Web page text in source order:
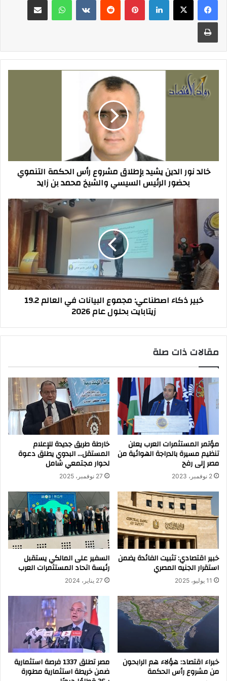
طباعة
الدين
التنموي
بحضور
محمد
بن
زايد
خالد نور الدين يشيد بإطلاق مشروع رأس الحكمة التنموي
بحضور الرئيس السيسي والشيخ محمد بن زايد
ذكاء
اصطناعي:
مجموع
البيانات
في
العالم
19.2
زيتابايت
بحلول
خبير ذكاء اصطناعي: مجموع البيانات في العالم 19.2
زيتابايت بحلول عام 2026
مقالات ذات صلة
مؤتمر المستثمرات العرب يعلن
تنظيم مسيرة بالدراجة الهوائية من
مصر إلى رفح
2 نوفمبر، 2023
خارطة طريق جديدة للإعلام
المستقل… البدوي يطلق دعوة
لحوار مجتمعي شامل
27 نوفمبر، 2025
خبير اقتصادي: تثبيت الفائدة يضمن
استقرار الجنيه المصري
11 يوليو، 2025
السفير على المالكي يستقبل
رئيسة اتحاد المستثمرات العرب
27 يناير، 2024
خبراء اقتصاد: هؤلاء هم الرابحون
من مشروع رأس الحكمة
مصر تطلق 1337 فرصة استثمارية
ضمن خريطة استثمارية مطورة